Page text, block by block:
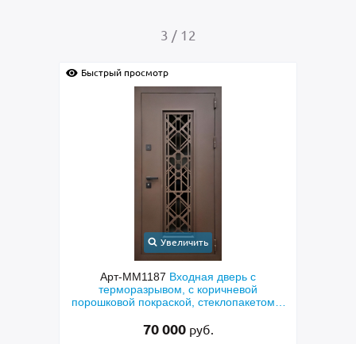
4 / 12
Входная дверь с
с коричневой
стеклопакетом и
Арт-ММ1384
металлофиленкой, бугельной
порошковым напылением RAL